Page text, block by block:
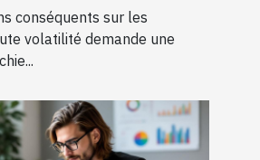
avancées
conséquents sur les
volatilité demande une